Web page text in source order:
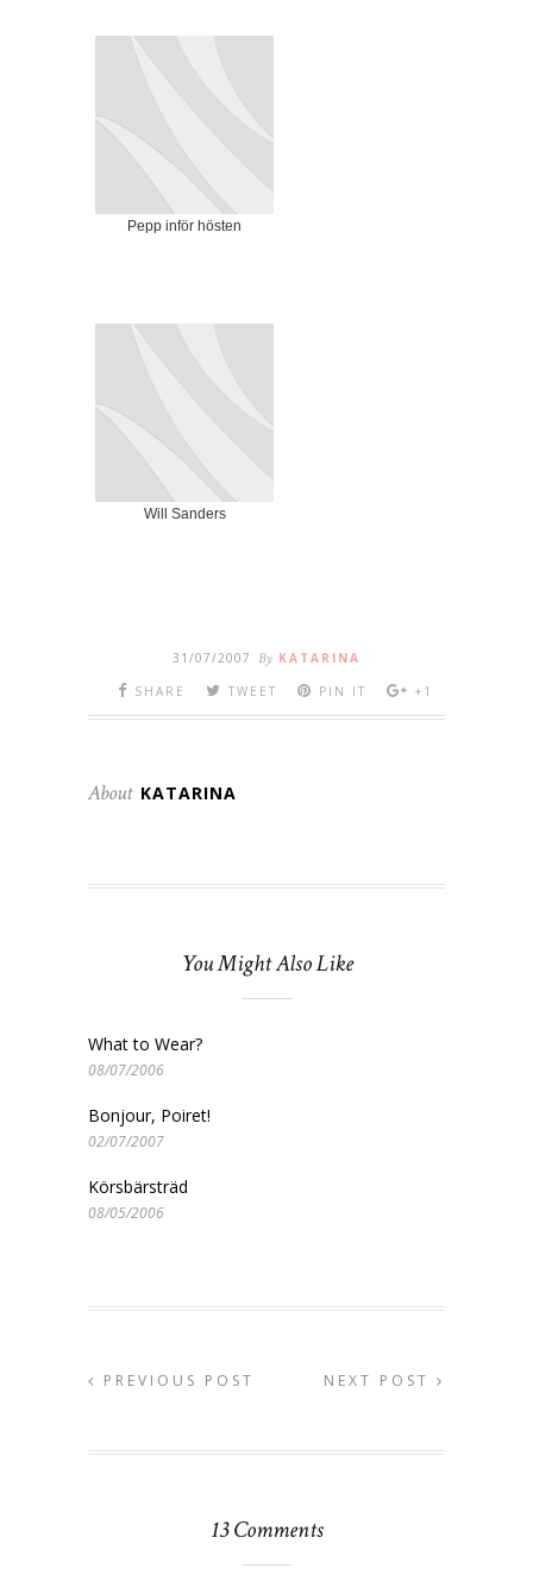
Pepp inför hösten
Will Sanders
31/07/2007 By KATARINA
SHARE
TWEET PIN IT +1
About KATARINA
You Might Also Like
What to Wear?
08/07/2006
Bonjour, Poiret!
02/07/2007
Körsbärsträd
08/05/2006
PREVIOUS POST NEXT POST
13 Comments